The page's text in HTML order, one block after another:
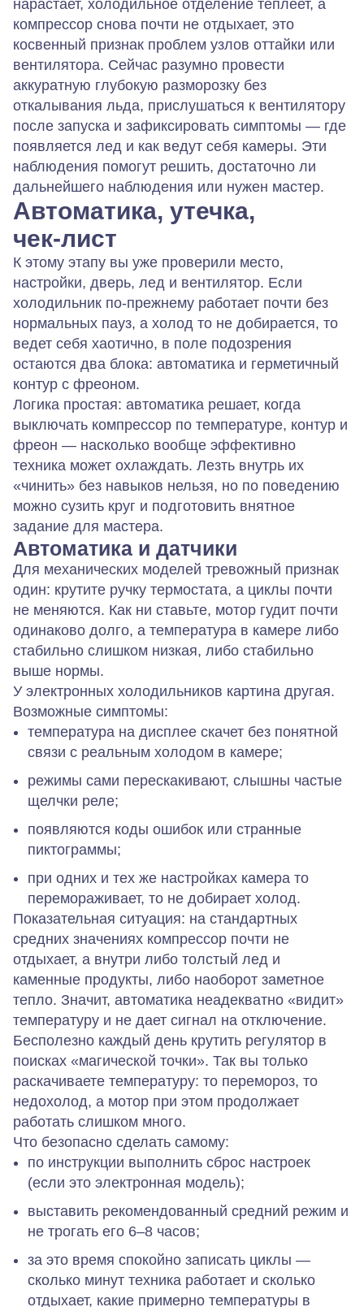
нарастает, холодильное отделение теплеет, а
компрессор снова почти не отдыхает, это
косвенный признак проблем узлов оттайки или
вентилятора. Сейчас разумно провести
аккуратную глубокую разморозку без
откалывания льда, прислушаться к вентилятору
после запуска и зафиксировать симптомы — где
появляется лед и как ведут себя камеры. Эти
наблюдения помогут решить, достаточно ли
дальнейшего наблюдения или нужен мастер.
Автоматика, утечка,
чек‑лист
К этому этапу вы уже проверили место,
настройки, дверь, лед и вентилятор. Если
холодильник по‑прежнему работает почти без
нормальных пауз, а холод то не добирается, то
ведет себя хаотично, в поле подозрения
остаются два блока: автоматика и герметичный
контур с фреоном.
Логика простая: автоматика решает, когда
выключать компрессор по температуре, контур и
фреон — насколько вообще эффективно
техника может охлаждать. Лезть внутрь их
«чинить» без навыков нельзя, но по поведению
можно сузить круг и подготовить внятное
задание для мастера.
Автоматика и датчики
Для механических моделей тревожный признак
один: крутите ручку термостата, а циклы почти
не меняются. Как ни ставьте, мотор гудит почти
одинаково долго, а температура в камере либо
стабильно слишком низкая, либо стабильно
выше нормы.
У электронных холодильников картина другая.
Возможные симптомы:
температура на дисплее скачет без понятной
связи с реальным холодом в камере;
режимы сами перескакивают, слышны частые
щелчки реле;
появляются коды ошибок или странные
пиктограммы;
при одних и тех же настройках камера то
перемораживает, то не добирает холод.
Показательная ситуация: на стандартных
средних значениях компрессор почти не
отдыхает, а внутри либо толстый лед и
каменные продукты, либо наоборот заметное
тепло. Значит, автоматика неадекватно «видит»
температуру и не дает сигнал на отключение.
Бесполезно каждый день крутить регулятор в
поисках «магической точки». Так вы только
раскачиваете температуру: то перемороз, то
недохолод, а мотор при этом продолжает
работать слишком много.
Что безопасно сделать самому:
по инструкции выполнить сброс настроек
(если это электронная модель);
выставить рекомендованный средний режим и
не трогать его 6–8 часов;
за это время спокойно записать циклы —
сколько минут техника работает и сколько
отдыхает, какие примерно температуры в